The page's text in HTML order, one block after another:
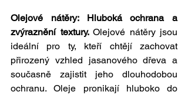
Olejové nátěry: Hluboká ochrana a
zvýraznění textury. Olejové nátěry jsou
ideální pro ty, kteří chtějí zachovat
přirozený vzhled jasanového dřeva a
současně zajistit jeho dlouhodobou
ochranu. Oleje pronikají hluboko do